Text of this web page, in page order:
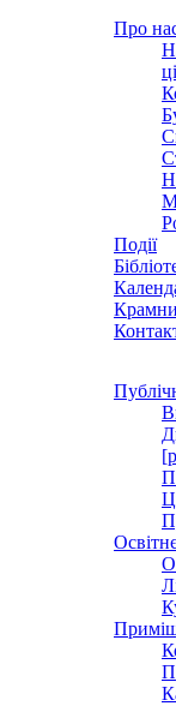
Про
Події